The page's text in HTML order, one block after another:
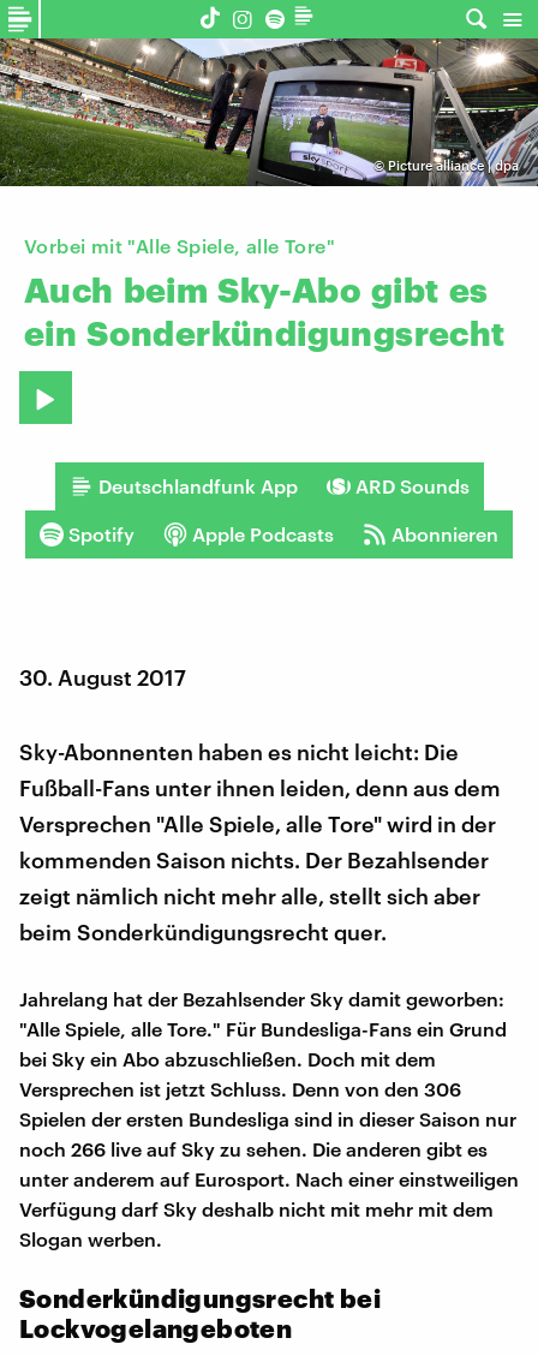
© Picture alliance | dpa
Vorbei mit "Alle Spiele, alle Tore"
Auch beim Sky-Abo gibt es
ein Sonderkündigungsrecht
Deutschlandfunk App ARD Sounds
Spotify Apple Podcasts Abonnieren
30. August 2017
Sky-Abonnenten haben es nicht leicht: Die
Fußball-Fans unter ihnen leiden, denn aus dem
Versprechen "Alle Spiele, alle Tore" wird in der
kommenden Saison nichts. Der Bezahlsender
zeigt nämlich nicht mehr alle, stellt sich aber
beim Sonderkündigungsrecht quer.
Jahrelang hat der Bezahlsender Sky damit geworben:
"Alle Spiele, alle Tore." Für Bundesliga-Fans ein Grund
bei Sky ein Abo abzuschließen. Doch mit dem
Versprechen ist jetzt Schluss. Denn von den 306
Spielen der ersten Bundesliga sind in dieser Saison nur
noch 266 live auf Sky zu sehen. Die anderen gibt es
unter anderem auf Eurosport. Nach einer einstweiligen
Verfügung darf Sky deshalb nicht mit mehr mit dem
Slogan werben.
Sonderkündigungsrecht bei
Lockvogelangeboten